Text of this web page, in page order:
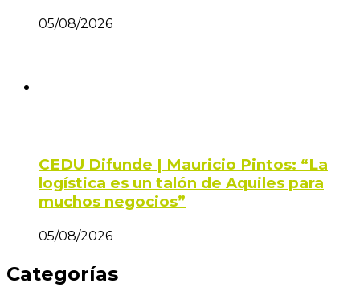
05/08/2026
CEDU Difunde | Mauricio Pintos: “La
logística es un talón de Aquiles para
muchos negocios”
05/08/2026
Categorías